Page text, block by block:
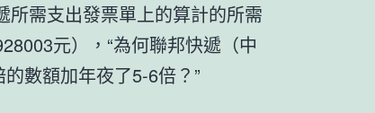
所需支出發票單上的算計的所需
元），“為何聯邦快遞（中
的數額加年夜了5-6倍？”